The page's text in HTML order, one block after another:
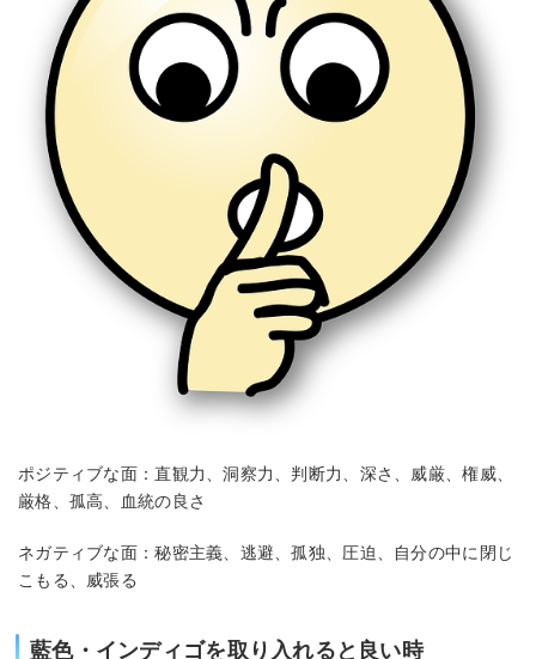
ポジティブな面：直観力、洞察力、判断力、深さ、威厳、権威、
厳格、孤高、血統の良さ
ネガティブな面：秘密主義、逃避、孤独、圧迫、自分の中に閉じ
こもる、威張る
藍色・インディゴを取り入れると良い時